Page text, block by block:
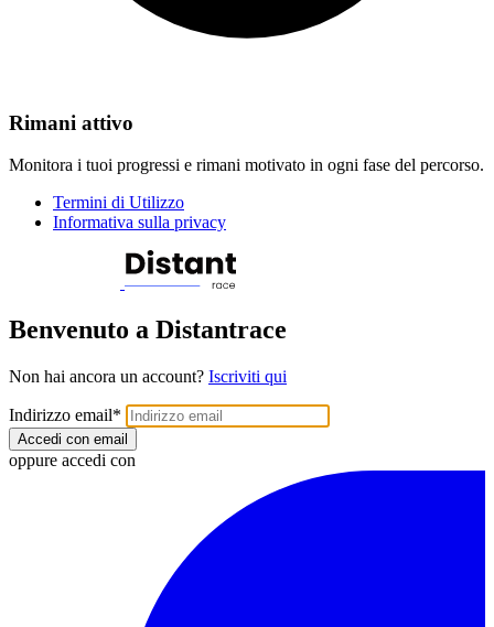
Rimani attivo
Monitora i tuoi progressi e rimani motivato in ogni fase del percorso.
Termini di Utilizzo
Informativa sulla privacy
Benvenuto a Distantrace
Non hai ancora un account? Iscriviti qui
Indirizzo email*
Accedi con email
oppure accedi con